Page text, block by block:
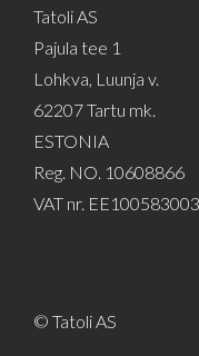
Tatoli AS
Pajula tee 1
Lohkva, Luunja v.
62207 Tartu mk.
ESTONIA
Reg. NO. 10608866
VAT nr. EE100583003
© Tatoli AS